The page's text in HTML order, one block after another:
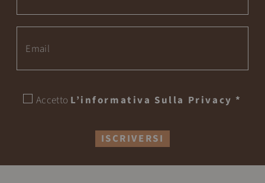
Accetto L’informativa Sulla Privacy *
ISCRIVERSI